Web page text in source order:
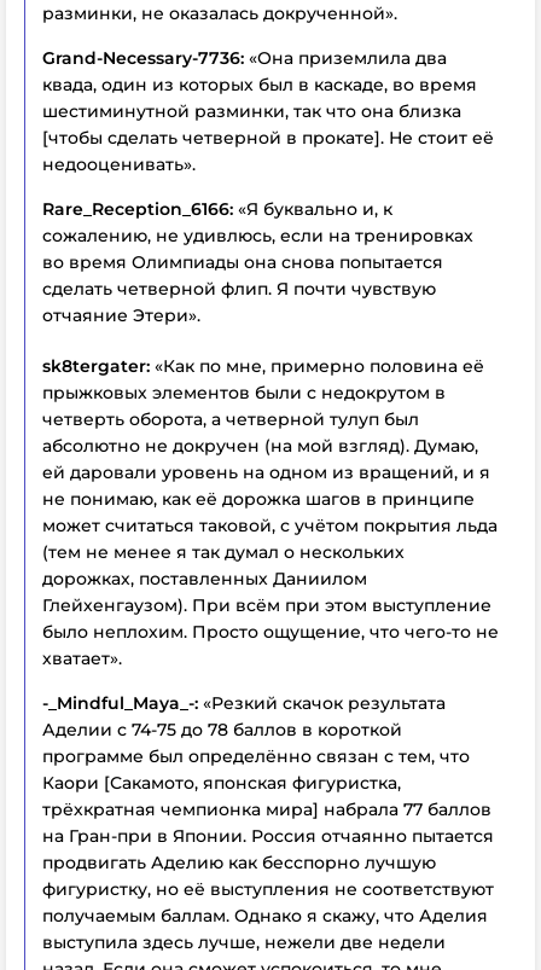
разминки, не оказалась докрученной».
Grand-Necessary-7736: «Она приземлила два
квада, один из которых был в каскаде, во время
шестиминутной разминки, так что она близка
[чтобы сделать четверной в прокате]. Не стоит её
недооценивать».
Rare_Reception_6166: «Я буквально и, к
сожалению, не удивлюсь, если на тренировках
во время Олимпиады она снова попытается
сделать четверной флип. Я почти чувствую
отчаяние Этери».
sk8tergater: «Как по мне, примерно половина её
прыжковых элементов были с недокрутом в
четверть оборота, а четверной тулуп был
абсолютно не докручен (на мой взгляд). Думаю,
ей даровали уровень на одном из вращений, и я
не понимаю, как её дорожка шагов в принципе
может считаться таковой, с учётом покрытия льда
(тем не менее я так думал о нескольких
дорожках, поставленных Даниилом
Глейхенгаузом). При всём при этом выступление
было неплохим. Просто ощущение, что чего-то не
хватает».
-_Mindful_Maya_-: «Резкий скачок результата
Аделии с 74-75 до 78 баллов в короткой
программе был определённо связан с тем, что
Каори [Сакамото, японская фигуристка,
трёхкратная чемпионка мира] набрала 77 баллов
на Гран-при в Японии. Россия отчаянно пытается
продвигать Аделию как бесспорно лучшую
фигуристку, но её выступления не соответствуют
получаемым баллам. Однако я скажу, что Аделия
выступила здесь лучше, нежели две недели